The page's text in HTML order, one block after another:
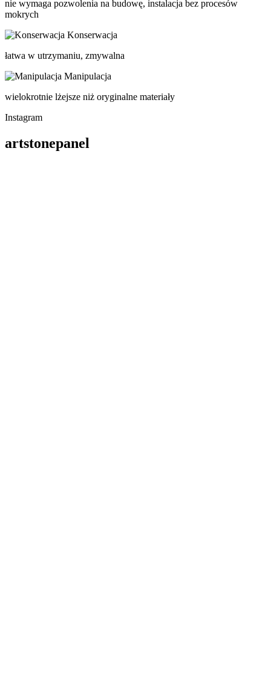
nie wymaga pozwolenia na budowę, instalacja bez procesów
mokrych
Konserwacja
łatwa w utrzymaniu, zmywalna
Manipulacja
wielokrotnie lżejsze niż oryginalne materiały
Instagram
artstonepanel